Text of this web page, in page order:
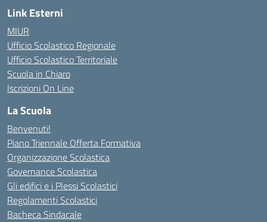
Link Esterni
MIUR
Ufficio Scolastico Regionale
Ufficio Scolastico Territoriale
Scuola in Chiaro
Iscrizioni On Line
La Scuola
Benvenuti!
Piano Triennale Offerta Formativa
Organizzazione Scolastica
Governance Scolastica
Gli edifici e i Plessi Scolastici
Regolamenti Scolastici
Bacheca Sindacale